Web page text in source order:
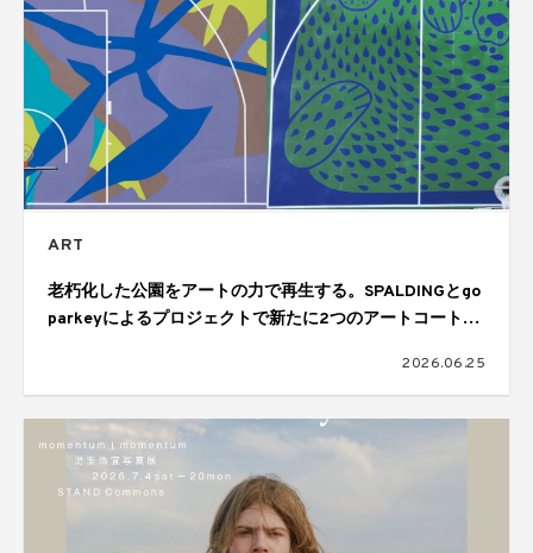
ART
老朽化した公園をアートの力で再生する。SPALDINGとgo
parkeyによるプロジェクトで新たに2つのアートコートが
2026.06.25